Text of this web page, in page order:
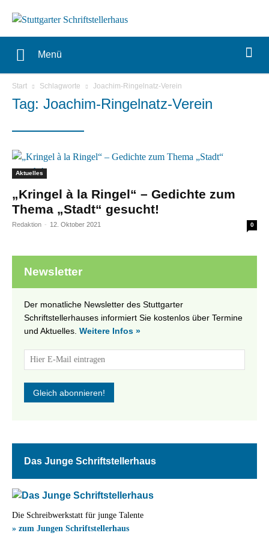
Menü
Start Schlagworte Joachim-Ringelnatz-Verein
Tag: Joachim-Ringelnatz-Verein
Aktuelles
„Kringel à la Ringel“ – Gedichte zum
Thema „Stadt“ gesucht!
Redaktion - 12. Oktober 2021 0
Newsletter
Der monatliche Newsletter des Stuttgarter
Schriftstellerhauses informiert Sie kostenlos über Termine
und Aktuelles. Weitere Infos »
Das Junge Schriftstellerhaus
Die Schreibwerkstatt für junge Talente
» zum Jungen Schriftstellerhaus